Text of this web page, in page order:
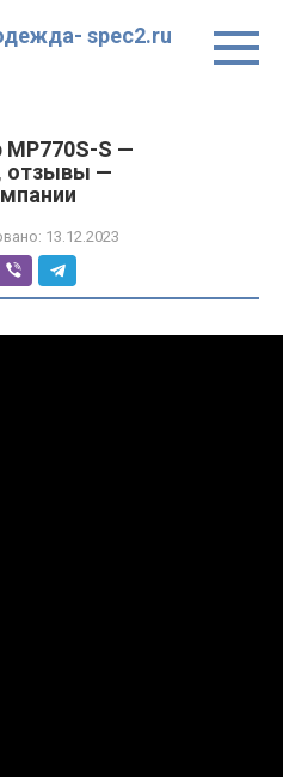
spec2.ru
MP770S-S —
отзывы —
13.12.2023